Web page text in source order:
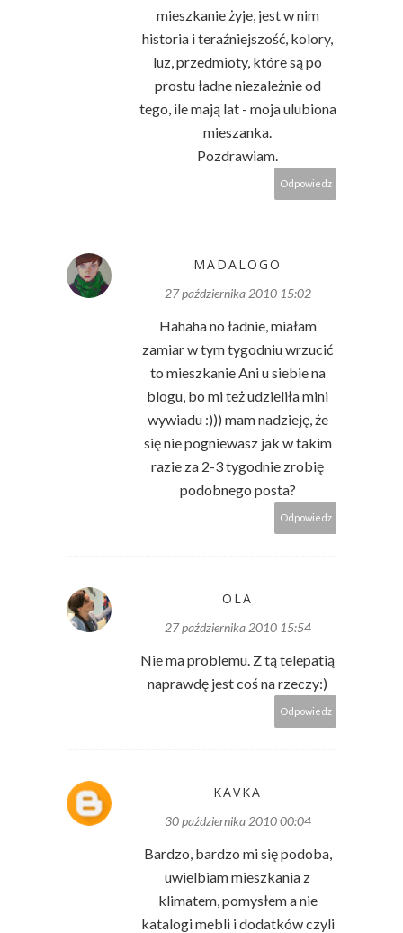
mieszkanie żyje, jest w nim
historia i teraźniejszość, kolory,
luz, przedmioty, które są po
prostu ładne niezależnie od
tego, ile mają lat - moja ulubiona
mieszanka.
Pozdrawiam.
Odpowiedz
MADALOGO
27 października 2010 15:02
Hahaha no ładnie, miałam
zamiar w tym tygodniu wrzucić
to mieszkanie Ani u siebie na
blogu, bo mi też udzieliła mini
wywiadu :))) mam nadzieję, że
się nie pogniewasz jak w takim
razie za 2-3 tygodnie zrobię
podobnego posta?
Odpowiedz
OLA
27 października 2010 15:54
Nie ma problemu. Z tą telepatią
naprawdę jest coś na rzeczy:)
Odpowiedz
KAVKA
30 października 2010 00:04
Bardzo, bardzo mi się podoba,
uwielbiam mieszkania z
klimatem, pomysłem a nie
katalogi mebli i dodatków czyli